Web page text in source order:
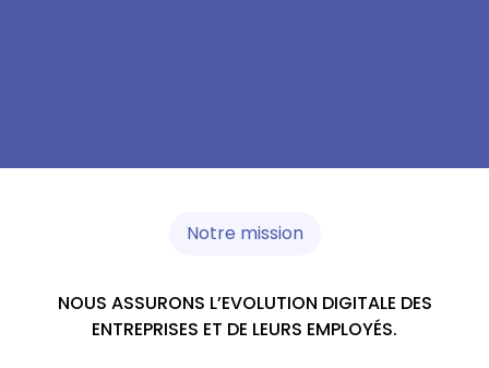
Notre mission
NOUS ASSURONS L’EVOLUTION DIGITALE DES
ENTREPRISES ET DE LEURS EMPLOYÉS.